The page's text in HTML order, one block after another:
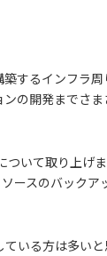
するインフラ
の開発までさ
ついて取り上げ
ースのバックア
ている方は多い